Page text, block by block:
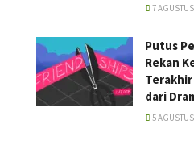
7
Putus
Rekan
Terakhir
dari
5